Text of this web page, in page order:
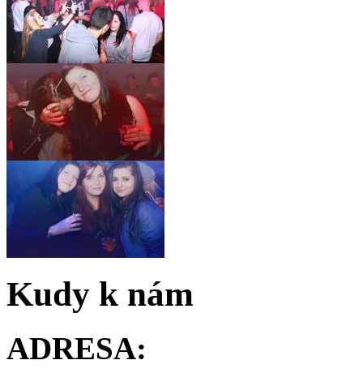
Kudy k nám
ADRESA: